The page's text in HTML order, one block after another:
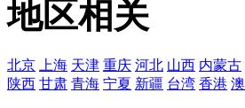
地区相关
北京 上海 天津 重庆 河北 山西 内蒙古
陕西 甘肃 青海 宁夏 新疆 台湾 香港